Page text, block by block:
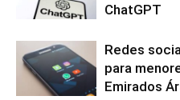
ChatGPT
Redes
para
Emirados